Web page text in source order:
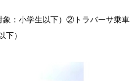
：小学生以下）②トラバーサ乗車
）